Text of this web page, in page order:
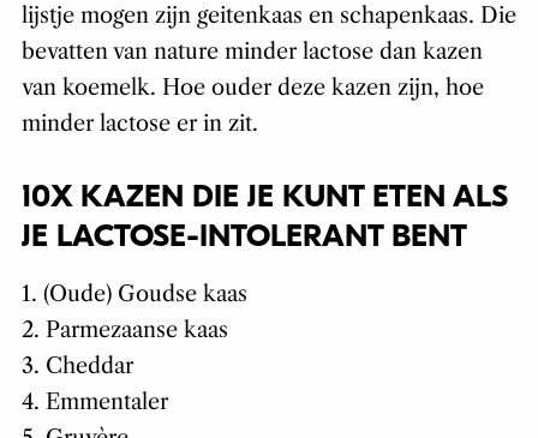
lijstje mogen zijn geitenkaas en schapenkaas. Die
bevatten van nature minder lactose dan kazen
van koemelk. Hoe ouder deze kazen zijn, hoe
minder lactose er in zit.
10X KAZEN DIE JE KUNT ETEN ALS
JE LACTOSE-INTOLERANT BENT
1. (Oude) Goudse kaas
2. Parmezaanse kaas
3. Cheddar
4. Emmentaler